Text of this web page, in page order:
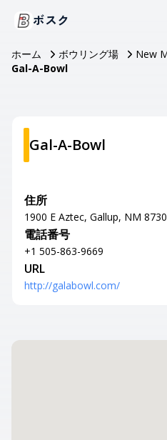
ボスク
ホーム ボウリング場
New
Gal-A-Bowl
Gal-A-Bowl
住所
1900 E Aztec, Gallup, NM
電話番号
+1 505-863-9669
URL
http://galabowl.com/